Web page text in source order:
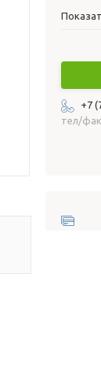
+7
тел/